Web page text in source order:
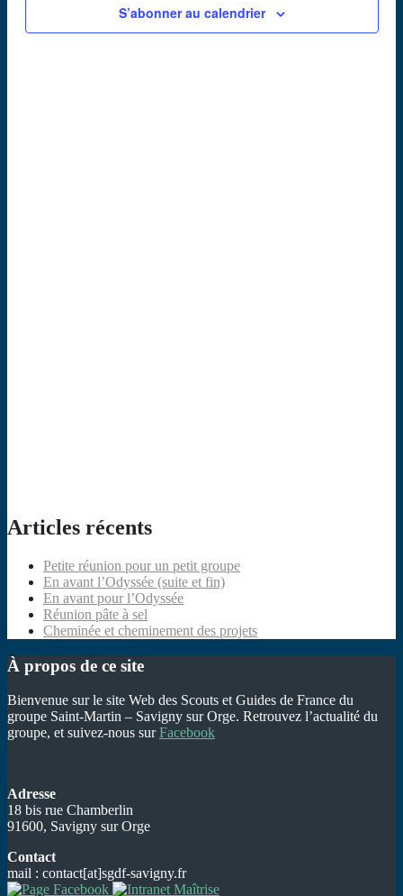
S’abonner au calendrier
Articles récents
Petite réunion pour un petit groupe
En avant l’Odyssée (suite et fin)
En avant pour l’Odyssée
Réunion pâte à sel
Cheminée et cheminement des projets
À propos de ce site
Bienvenue sur le site Web des Scouts et Guides de France du
groupe Saint-Martin – Savigny sur Orge. Retrouvez l’actualité du
groupe, et suivez-nous surFacebook
Adresse
18 bis rue Chamberlin
91600, Savigny sur Orge
Contact
mail : contact[at]sgdf-savigny.fr